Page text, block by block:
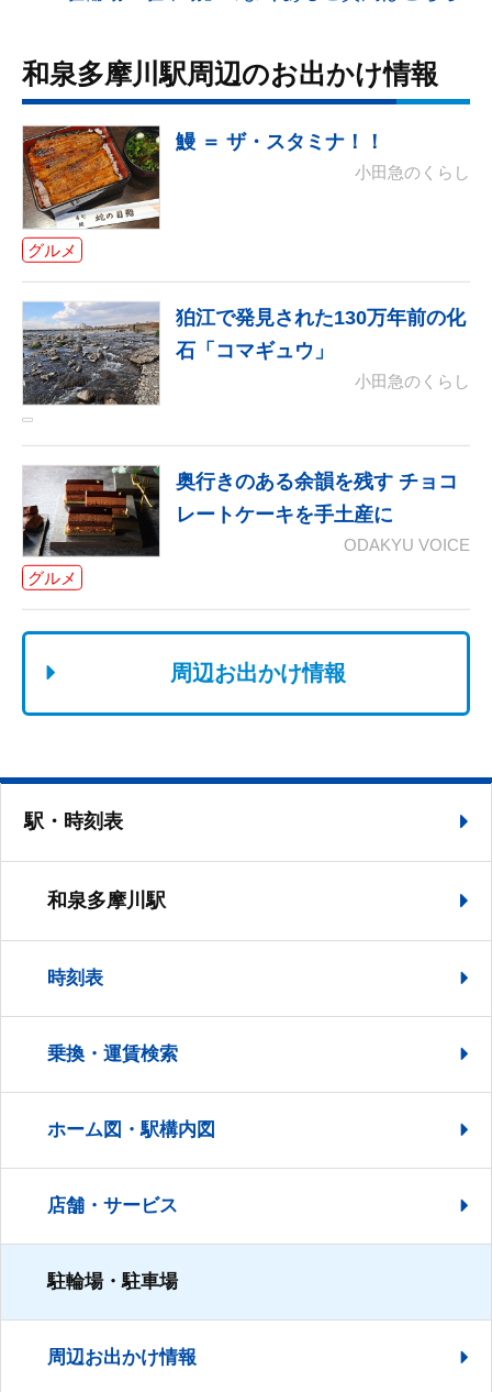
和泉多摩川駅周辺のお出かけ情報
グルメ
鰻 ＝ ザ・スタミナ！！
小田急のくらし
狛江で発見された130万年前の化
石「コマギュウ」
小田急のくらし
グルメ
奥行きのある余韻を残す チョコ
レートケーキを手土産に
ODAKYU VOICE
周辺お出かけ情報
駅・時刻表
和泉多摩川駅
時刻表
乗換・運賃検索
ホーム図・駅構内図
店舗・サービス
駐輪場・駐車場
周辺お出かけ情報